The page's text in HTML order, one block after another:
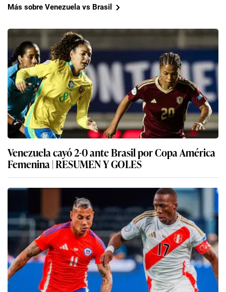
Más sobre Venezuela vs Brasil
Venezuela cayó 2-0 ante Brasil por Copa América
Femenina | RESUMEN Y GOLES